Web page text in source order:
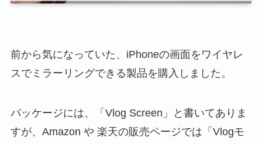
前から気になっていた、iPhoneの画面をワイヤレ
スでミラーリングできる製品を購入しました。
パッケージには、「Vlog Screen」と書いてありま
すが、Amazon や 楽天の販売ページでは「Vlogモ